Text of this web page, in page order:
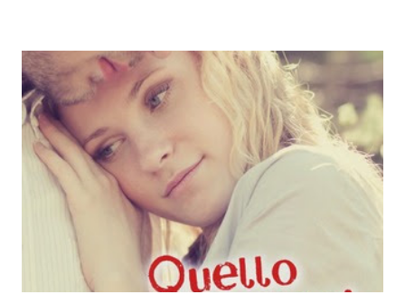
al primo volume ma ad ogni modo mi è piaciuto. Ne L'estate
nei tuoi occhi i capitoli si alternavano in flashback e
presente, qui invece i ricordi sono di meno e vi è anche il
punto di vista di Jeremiah. Da un lato, ho apprezzato
questa novità, ma dall'altro lato ha reso tutto ancora più
confuso, perché si passava da Belly a Jeremiah, da Jeremiah
ai flashback dal punto di vista di Belly e.e I flashback già non
mi piacevano nel primo v...